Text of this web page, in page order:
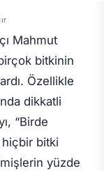
Mahmut
bitkinin
Özellikle
dikkatli
“Birde
bitki
yüzde